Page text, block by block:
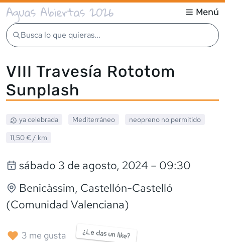
Aguas Abiertas 2026 Menú
Busca lo que quieras...
VIII Travesía Rototom
Sunplash
ya celebrada Mediterráneo neopreno no permitido
11,50 € / km
sábado 3 de agosto, 2024 – 09:30
Benicàssim, Castellón-Castelló
(Comunidad Valenciana)
3 me gusta ¿Le das un like?